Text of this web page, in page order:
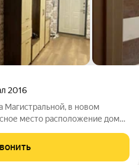
2016
Магистральной, в новом
место расположение домов
расположены на разные